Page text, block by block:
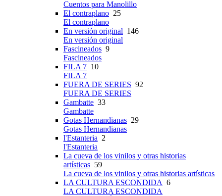
Cuentos para Manolillo
El contraplano 25
El contraplano
En versión original 146
En versión original
Fascineados 9
Fascineados
FILA 7 10
FILA 7
FUERA DE SERIES 92
FUERA DE SERIES
Gambatte 33
Gambatte
Gotas Hernandianas 29
Gotas Hernandianas
l'Estanteria 2
l'Estanteria
La cueva de los vinilos y otras historias
artísticas 59
La cueva de los vinilos y otras historias artísticas
LA CULTURA ESCONDIDA 6
LA CULTURA ESCONDIDA